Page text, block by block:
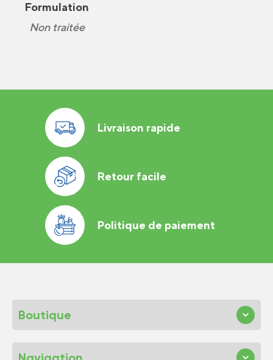
Formulation
Non traitée
Livraison rapide
Retour facile
Politique de paiement
Boutique